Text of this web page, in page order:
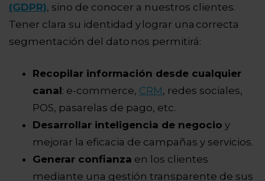
(GDPR), sino de conocer a nuestros clientes.
Tener clara su identidad y lograr una correcta
segmentación del dato nos permitirá:
Recopilar información desde cualquier
canal: e-commerce, CRM, redes sociales,
POS, pasarelas de pago, etc.
Desarrollar inteligencia de negocio y
mejorar la eficacia de campañas y servicios.
Generar confianza en los clientes
mediante una gestión transparente de sus